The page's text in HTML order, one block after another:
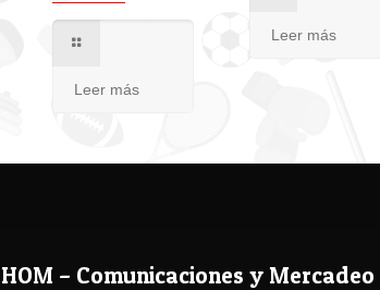
Leer más
Leer más
HOM – Comunicaciones y Mercadeo